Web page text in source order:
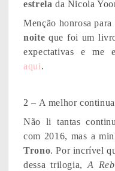
estrela da Nicola
Menção honrosa para
noite que foi um
expectativas e me
aqui.
2 – A melhor
Não li tantas
com 2016, mas a
Trono. Por incrível
dessa trilogia,A